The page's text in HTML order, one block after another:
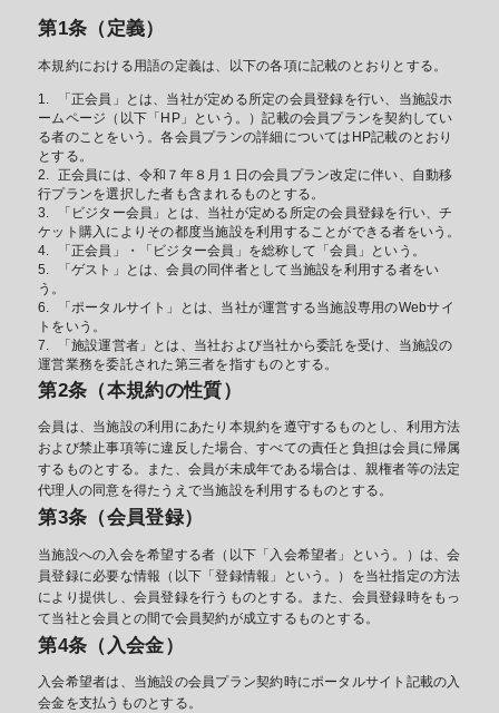
第1条（定義）
本規約における用語の定義は、以下の各項に記載のとおりとする。
「正会員」とは、当社が定める所定の会員登録を行い、当施設ホ
ームページ（以下「HP」という。）記載の会員プランを契約してい
る者のことをいう。各会員プランの詳細についてはHP記載のとおり
とする。
正会員には、令和７年８月１日の会員プラン改定に伴い、自動移
行プランを選択した者も含まれるものとする。
「ビジター会員」とは、当社が定める所定の会員登録を行い、チ
ケット購入によりその都度当施設を利用することができる者をいう。
「正会員」・「ビジター会員」を総称して「会員」という。
「ゲスト」とは、会員の同伴者として当施設を利用する者をい
う。
「ポータルサイト」とは、当社が運営する当施設専用のWebサイ
トをいう。
「施設運営者」とは、当社および当社から委託を受け、当施設の
運営業務を委託された第三者を指すものとする。
第2条（本規約の性質）
会員は、当施設の利用にあたり本規約を遵守するものとし、利用方法
および禁止事項等に違反した場合、すべての責任と負担は会員に帰属
するものとする。また、会員が未成年である場合は、親権者等の法定
代理人の同意を得たうえで当施設を利用するものとする。
第3条（会員登録）
当施設への入会を希望する者（以下「入会希望者」という。）は、会
員登録に必要な情報（以下「登録情報」という。）を当社指定の方法
により提供し、会員登録を行うものとする。また、会員登録時をもっ
て当社と会員との間で会員契約が成立するものとする。
第4条（入会金）
入会希望者は、当施設の会員プラン契約時にポータルサイト記載の入
会金を支払うものとする。